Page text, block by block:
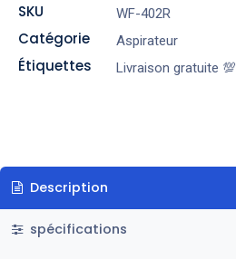
SKU WF-402R
Catégorie Aspirateur
Étiquettes Livraison gratuite 💯
Description
spécifications